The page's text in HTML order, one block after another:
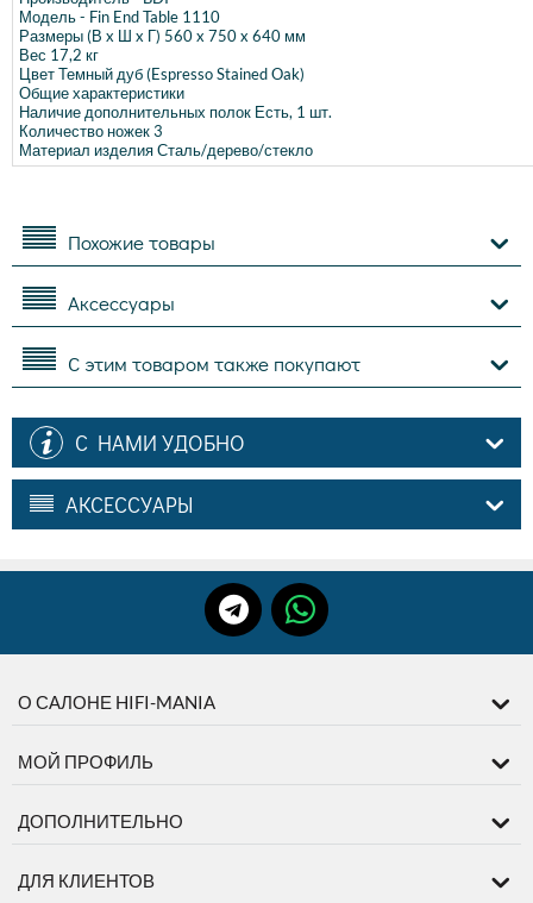
Модель - Fin End Table 1110
Размеры (В x Ш x Г) 560 x 750 x 640 мм
Вес 17,2 кг
ЦветТемный дуб (Espresso Stained Oak)
Общие характеристики
Наличие дополнительных полок Есть, 1 шт.
Количество ножек3
Материал изделияСталь/дерево/стекло
Похожие товары
Аксессуары
С этим товаром также покупают
С НАМИ УДОБНО
АКСЕССУАРЫ
О САЛОНЕ HIFI-MANIA
МОЙ ПРОФИЛЬ
ДОПОЛНИТЕЛЬНО
ДЛЯ КЛИЕНТОВ